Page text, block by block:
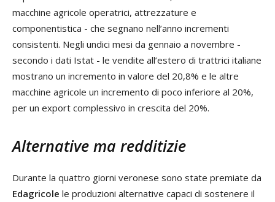
macchine agricole operatrici, attrezzature e
componentistica - che segnano nell’anno incrementi
consistenti. Negli undici mesi da gennaio a novembre -
secondo i dati Istat - le vendite all’estero di trattrici italiane
mostrano un incremento in valore del 20,8% e le altre
macchine agricole un incremento di poco inferiore al 20%,
per un export complessivo in crescita del 20%.
Alternative ma redditizie
Durante la quattro giorni veronese sono state premiate da
Edagricole le produzioni alternative capaci di sostenere il